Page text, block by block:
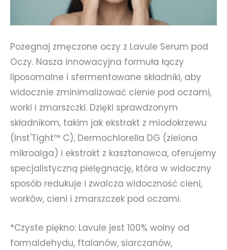
Pożegnaj zmęczone oczy z Lavule Serum pod
Oczy. Nasza innowacyjna formuła łączy
liposomalne i sfermentowane składniki, aby
widocznie zminimalizować cienie pod oczami,
worki i zmarszczki. Dzięki sprawdzonym
składnikom, takim jak ekstrakt z miodokrzewu
(Inst'Tight™ C), Dermochlorella DG (zielona
mikroalga) i ekstrakt z kasztanowca, oferujemy
specjalistyczną pielęgnację, która w widoczny
sposób redukuje i zwalcza widoczność cieni,
worków, cieni i zmarszczek pod oczami.
*Czyste piękno: Lavule jest 100% wolny od
formaldehydu, ftalanów, siarczanów,